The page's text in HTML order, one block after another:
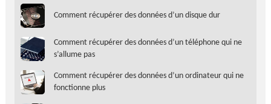
Comment récupérer des données d’un disque dur
Comment récupérer des données d’un téléphone qui ne
s’allume pas
Comment récupérer des données d’un ordinateur qui ne
fonctionne plus